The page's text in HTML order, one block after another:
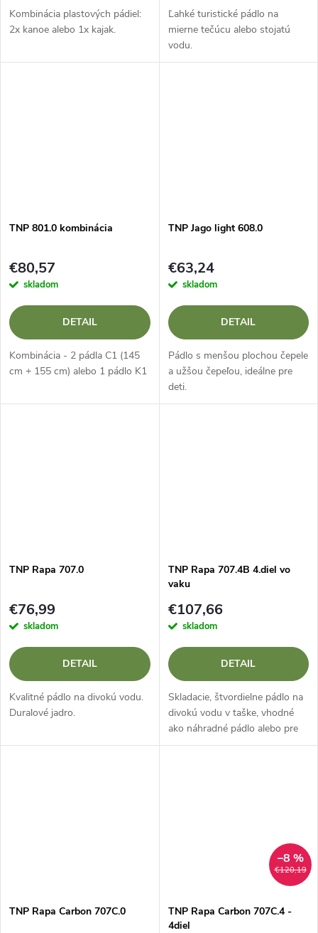
Kombinácia plastových pádiel:
2x kanoe alebo 1x kajak.
Ľahké turistické pádlo na
mierne tečúcu alebo stojatú
vodu.
TNP 801.0 kombinácia
€80,57
skladom
DETAIL
Kombinácia - 2 pádla C1 (145
cm + 155 cm) alebo 1 pádlo K1
TNP Jago light 608.0
€63,24
skladom
DETAIL
Pádlo s menšou plochou čepele
a užšou čepeľou, ideálne pre
deti.
TNP Rapa 707.0
€76,99
skladom
DETAIL
Kvalitné pádlo na divokú vodu.
Duralové jadro.
TNP Rapa 707.4B 4.diel vo
vaku
€107,66
skladom
DETAIL
Skladacie, štvordielne pádlo na
divokú vodu v taške, vhodné
ako náhradné pádlo alebo pre
Packraft.
TNP Rapa Carbon 707C.0
€120,19
–8 %
TNP Rapa Carbon 707C.4 -
4diel